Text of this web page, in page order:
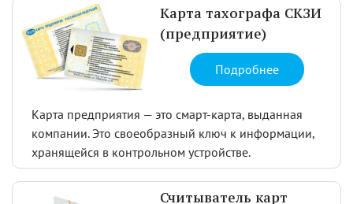
Карта тахографа СКЗИ
(предприятие)
Подробнее
Карта предприятия — это смарт-карта, выданная
компании. Это своеобразный ключ к информации,
хранящейся в контрольном устройстве.
Считыватель карт